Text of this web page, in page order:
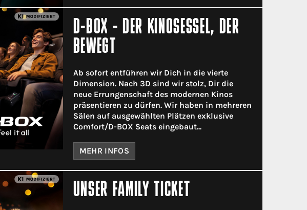
D-BOX - DER KINOSESSEL, DER
BEWEGT
Ab sofort entführen wir Dich in die vierte
Dimension. Nach 3D sind wir stolz, Dir die
neue Errungenschaft des modernen Kinos
präsentieren zu dürfen. Wir haben in mehreren
Sälen auf ausgewählten Plätzen exklusive
Comfort/D-BOX Seats eingebaut...
MEHR INFOS
UNSER FAMILY TICKET